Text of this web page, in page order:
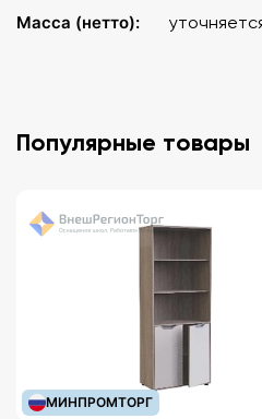
Масса (нетто):
Популярные товары
МИНПРОМТОРГ